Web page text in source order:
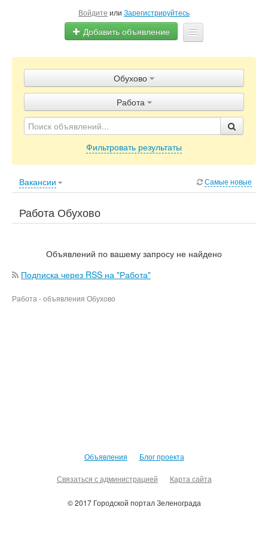
Войдите или Зарегистрируйтесь
Добавить объявление
Объявления
Блог
Обухово
Работа
Фильтровать результаты
Вакансии Самые новые
Работа Обухово
Объявлений по вашему запросу не найдено
Подписка через RSS на "Работа"
Работа - объявления Обухово
Объявления Блог проекта
Связаться с администрацией Карта сайта
© 2017 Городской портал Зеленограда